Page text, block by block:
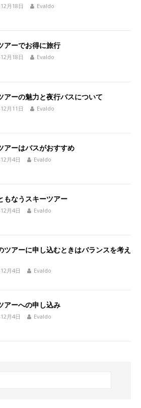
月18日 Evaldo
アーでお得に旅行
月18日 Evaldo
アーの魅力と夜行バスについて
月11日 Evaldo
アーはバスがおすすめ
月4日 Evaldo
もなうスキーツアー
月4日 Evaldo
ツアーに申し込むときはバランスを考え
月4日 Evaldo
アーへの申し込み
月4日 Evaldo